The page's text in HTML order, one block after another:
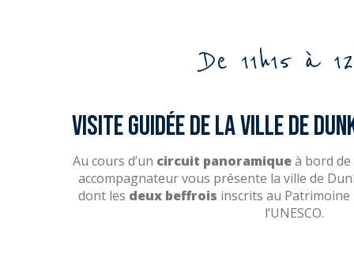
De 11h15 à
Visite guidée de la ville de
Au cours d’un circuit panoramiqueà bord
accompagnateur vous présente la ville de
dont les deux beffrois inscrits au Patrimoine
l’UNESCO.